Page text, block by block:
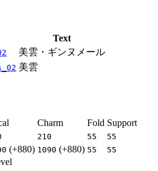
Text
美雲・ギンヌメール
美雲
Charm Fold Support
210 55
55
(+880) 1090 (+880) 55 55